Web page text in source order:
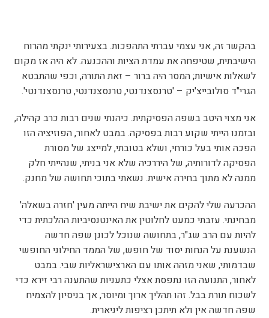
בהקשר זה, אני עצמי עברתי התהפכות. בצעירותי ינקתי מהרוח
הישיבתית, שטיפחה את עמדת הציות וההכנעה. לא היה אז מקום
לשאלות אישיות; המסר היה ברור – זאת התורה, וכפי שהתבטא
הגרי"ד סולובייצ'יק – 'טרנסצנדנטי, טרנסצנדנטי, טרנסצנדנטי'.
אני מצוי היטב בשפה הפסיקתית. כיהנתי שנים רבות כרב קהילה,
ובזמנו הייתי שקוע רבות בפסיקה. במבט לאחור, הפוזיציה הזו
הפכה אותי בעל כורחי, ושלא בטובתי, למייצג של מסורת
הפסיקה לדורותיה, של היררכיה שלא אני בניתי, שנהייתי חלק
ממנה לא מתוך בחירה אישית. נשאתי בתוכי תחושה של מחנק.
ההכרעה שלי להקים את ישיבת שיח הייתה מעין 'חזרה בשאלה'
מבחינתי. עזבתי כמעט לחלוטין את האינטנסיביות ההלכתית כדי
להיות עם הרב שג"ר, בתחושה שנוכל לכונן שפה חדשה
הנשענת על הנחות יסוד של חופש, של הממד החילוני החופשי
שבדמותי, שאני מזהה אותו עם הארצישראליות שבי. במבט
לאחור, התנועה הזו נתפסת אצלי כתעניות שהתענה רבי זירא כדי
לשכוח תורת בבל. זהו תהליך ארוך ומיוסר, אך בניסיון להצמיח
שפה חדשה אין ולא תיתכן רציפות ליניארית.